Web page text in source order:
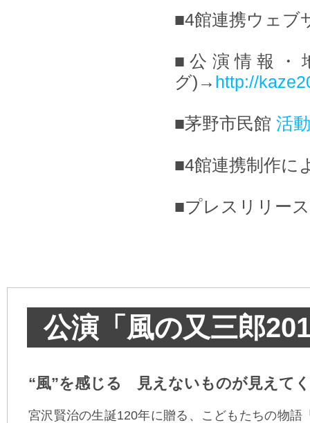
■4館連携ウェ
■公演情報
グ)→ http://
■茅野市民館 活
■4館連携制作
■プレスリリ
公演「風の又三郎
“風”を感じる 見えないものが見えて
宮沢賢治の生誕120年に贈る、こどもたちの物語